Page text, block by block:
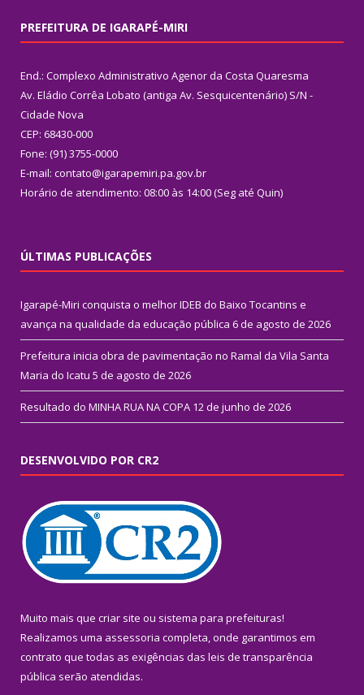
PREFEITURA DE IGARAPÉ-MIRI
End.: Complexo Administrativo Agenor da Costa Quaresma
Av. Eládio Corrêa Lobato (antiga Av. Sesquicentenário) S/N -
Cidade Nova
CEP: 68430-000
Fone: (91) 3755-0000
E-mail: contato@igarapemiri.pa.gov.br
Horário de atendimento: 08:00 às 14:00 (Seg até Quin)
ÚLTIMAS PUBLICAÇÕES
Igarapé-Miri conquista o melhor IDEB do Baixo Tocantins e
avança na qualidade da educação pública 6 de agosto de 2026
Prefeitura inicia obra de pavimentação no Ramal da Vila Santa
Maria do Icatu 5 de agosto de 2026
Resultado do MINHA RUA NA COPA 12 de junho de 2026
DESENVOLVIDO POR CR2
Muito mais que criar site ou sistema para prefeituras!
Realizamos uma assessoria completa, onde garantimos em
contrato que todas as exigências das leis de transparência
pública serão atendidas.